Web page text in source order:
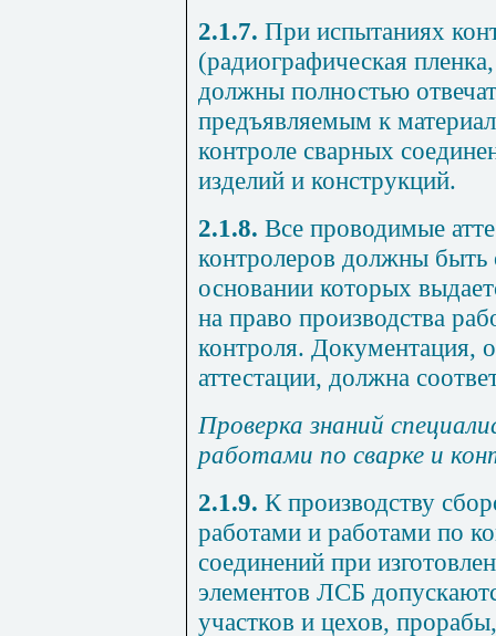
2.1.7. При испытаниях
(радиографическая
должны полностью
предъявляемым к
контроле сварных
изделий и конструкций.
2.1.8. Все проводимые
контролеров должны
основании которых
на право производства
контроля. Документация,
аттестации, должна
Проверка знаний
работами по сварке и
2.1.9. К производству
работами и работами по
соединений при
элементов ЛСБ
участков и цехов,